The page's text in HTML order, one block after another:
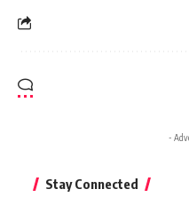
-
Stay Connected